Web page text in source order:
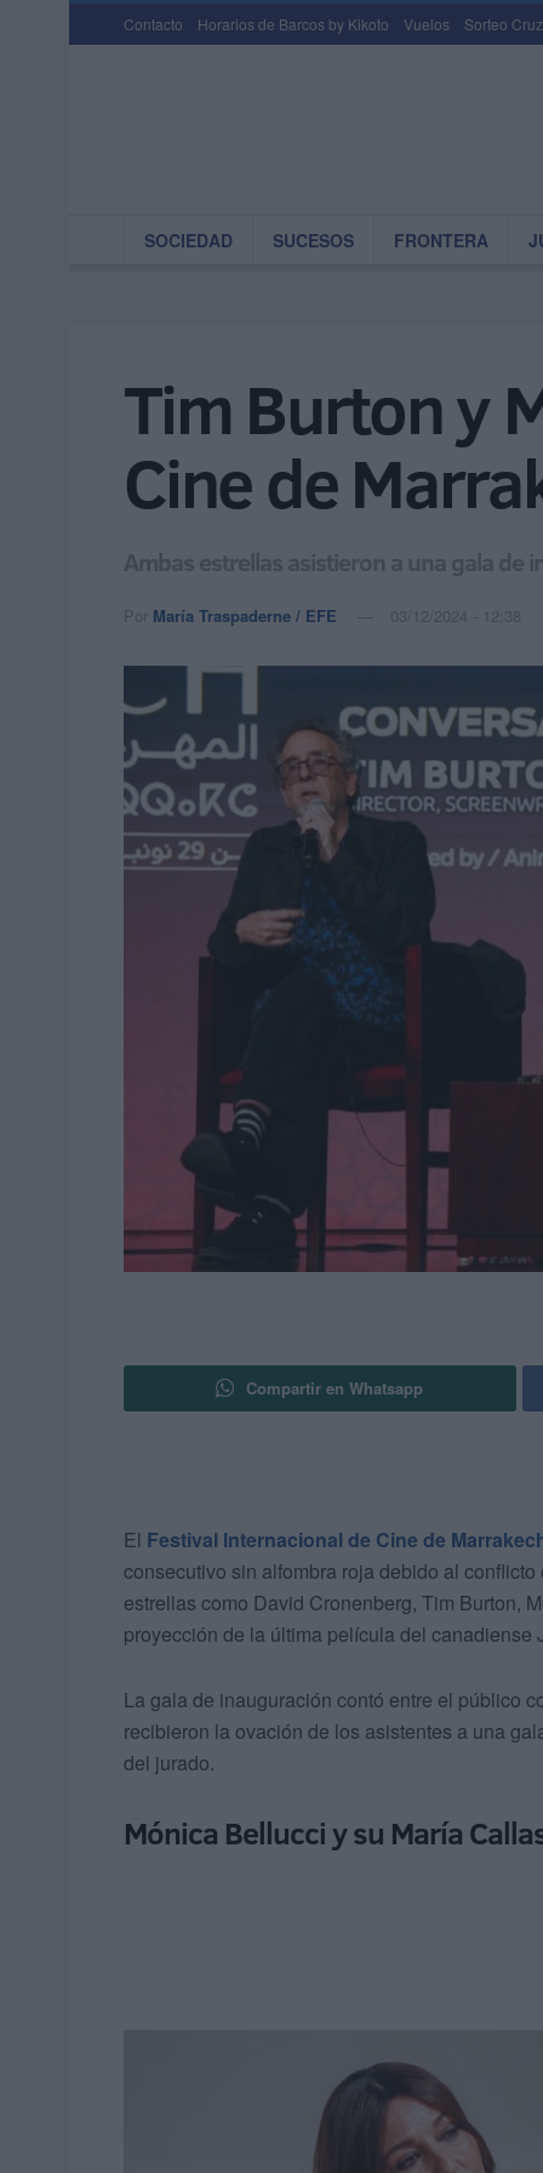
Contacto Horarios de Barcos by Kikoto Vuelos Sorteo
SOCIEDAD SUCESOS FRONTERA
Tim Burton y
Cine de
Ambas estrellas asistieron a una gala
Por María Traspaderne / EFE 03/12/2024 - 12:38
Compartir en Whatsapp
El Festival Internacional de Cine de
consecutivo sin alfombra roja debido al
estrellas como David Cronenberg, Tim Burton,
proyección de la última película del canadiense
La gala de inauguración contó entre el público
recibieron la ovación de los asistentes a una
del jurado.
Mónica Bellucci y su María